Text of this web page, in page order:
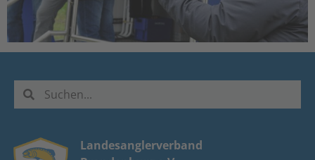
Landesanglerverband